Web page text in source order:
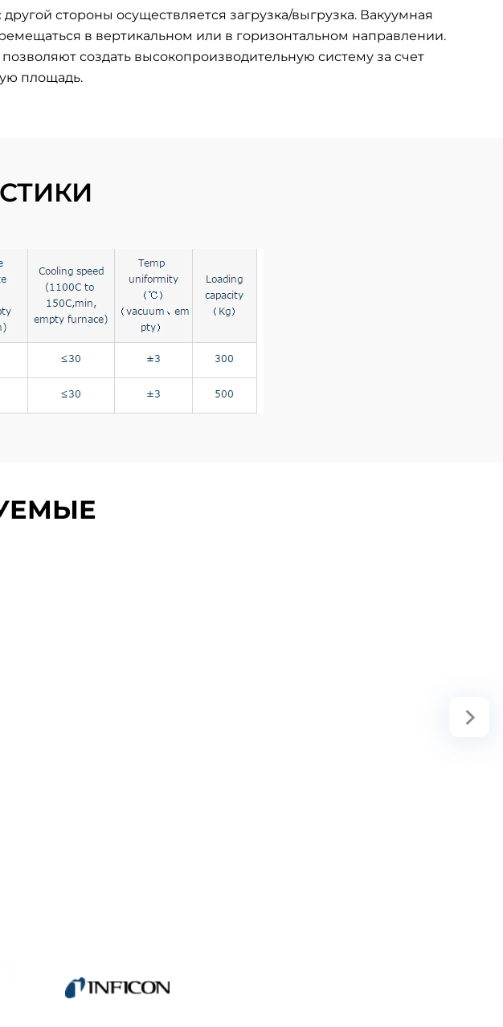
стороны осуществляется загрузка/выгрузка. Вакуумная
в вертикальном или в горизонтальном направлении.
создать высокопроизводительную систему за счет
площадь.